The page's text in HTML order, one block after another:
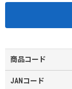
商品コード
JANコード